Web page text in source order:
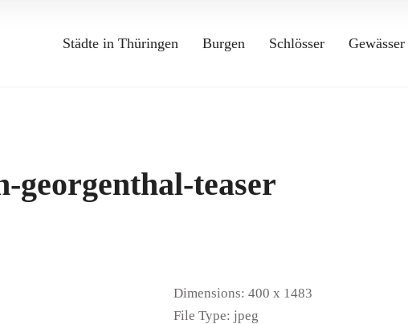
Städte in Thüringen Burgen Schlösser Gewässer
georgenthal-teaser
Dimensions: 400 x 1483
File Type: jpeg